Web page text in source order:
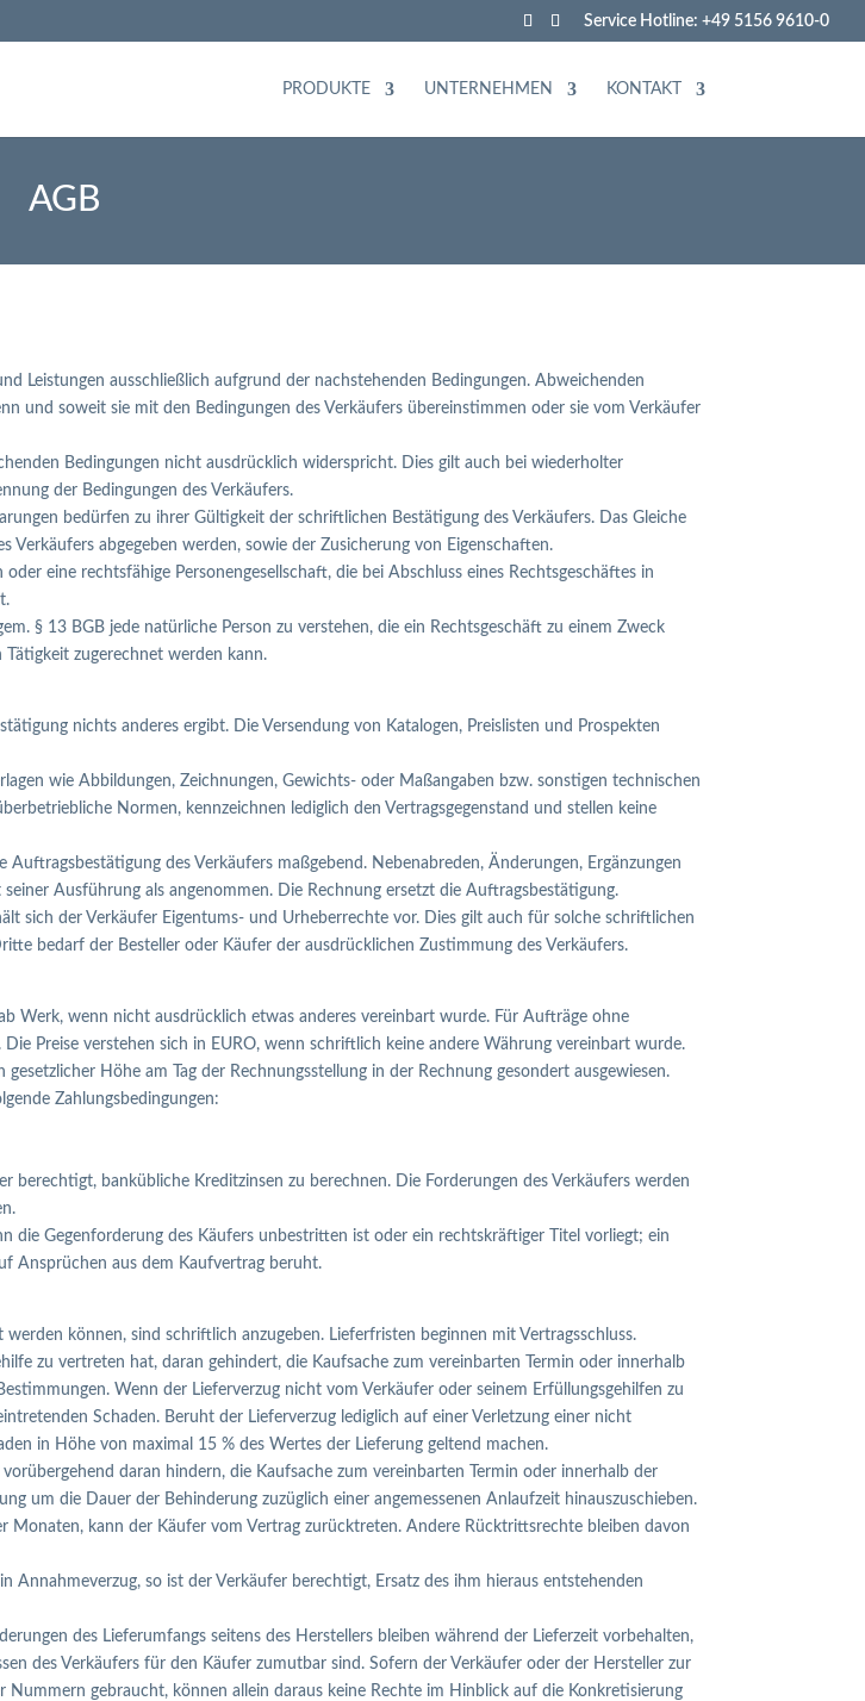
Service Hotline: +49 5156 9610-0
PRODUKTE UNTERNEHMEN KONTAKT
AGB
Leistungen ausschließlich aufgrund der nachstehenden Bedingungen. Abweichenden
und soweit sie mit den Bedingungen des Verkäufers übereinstimmen oder sie vom Verkäufer
Bedingungen nicht ausdrücklich widerspricht. Dies gilt auch bei wiederholter
der Bedingungen des Verkäufers.
bedürfen zu ihrer Gültigkeit der schriftlichen Bestätigung des Verkäufers. Das Gleiche
abgegeben werden, sowie der Zusicherung von Eigenschaften.
eine rechtsfähige Personengesellschaft, die bei Abschluss eines Rechtsgeschäftes in
§ 13 BGB jede natürliche Person zu verstehen, die ein Rechtsgeschäft zu einem Zweck
zugerechnet werden kann.
nichts anderes ergibt. Die Versendung von Katalogen, Preislisten und Prospekten
wie Abbildungen, Zeichnungen, Gewichts- oder Maßangaben bzw. sonstigen technischen
Normen, kennzeichnen lediglich den Vertragsgegenstand und stellen keine
des Verkäufers maßgebend. Nebenabreden, Änderungen, Ergänzungen
Ausführung als angenommen. Die Rechnung ersetzt die Auftragsbestätigung.
sich der Verkäufer Eigentums- und Urheberrechte vor. Dies gilt auch für solche schriftlichen
bedarf der Besteller oder Käufer der ausdrücklichen Zustimmung des Verkäufers.
Werk, wenn nicht ausdrücklich etwas anderes vereinbart wurde. Für Aufträge ohne
Preise verstehen sich in EURO, wenn schriftlich keine andere Währung vereinbart wurde.
Höhe am Tag der Rechnungsstellung in der Rechnung gesondert ausgewiesen.
Zahlungsbedingungen:
berechtigt, bankübliche Kreditzinsen zu berechnen. Die Forderungen des Verkäufers werden
die Gegenforderung des Käufers unbestritten ist oder ein rechtskräftiger Titel vorliegt; ein
Ansprüchen aus dem Kaufvertrag beruht.
können, sind schriftlich anzugeben. Lieferfristen beginnen mit Vertragsschluss.
zu vertreten hat, daran gehindert, die Kaufsache zum vereinbarten Termin oder innerhalb
Wenn der Lieferverzug nicht vom Verkäufer oder seinem Erfüllungsgehilfen zu
Schaden. Beruht der Lieferverzug lediglich auf einer Verletzung einer nicht
in Höhe von maximal 15 % des Wertes der Lieferung geltend machen.
daran hindern, die Kaufsache zum vereinbarten Termin oder innerhalb der
um die Dauer der Behinderung zuzüglich einer angemessenen Anlaufzeit hinauszuschieben.
Monaten, kann der Käufer vom Vertrag zurücktreten. Andere Rücktrittsrechte bleiben davon
so ist der Verkäufer berechtigt, Ersatz des ihm hieraus entstehenden
des Lieferumfangs seitens des Herstellers bleiben während der Lieferzeit vorbehalten,
des Verkäufers für den Käufer zumutbar sind. Sofern der Verkäufer oder der Hersteller zur
Nummern gebraucht, können allein daraus keine Rechte im Hinblick auf die Konkretisierung